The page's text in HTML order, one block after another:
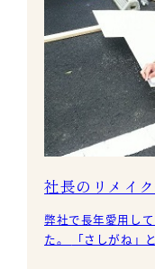
社長のリメイ
弊社で長年愛用し
た。 「さしがね」と、「のこぎり」の道具をこなしてい